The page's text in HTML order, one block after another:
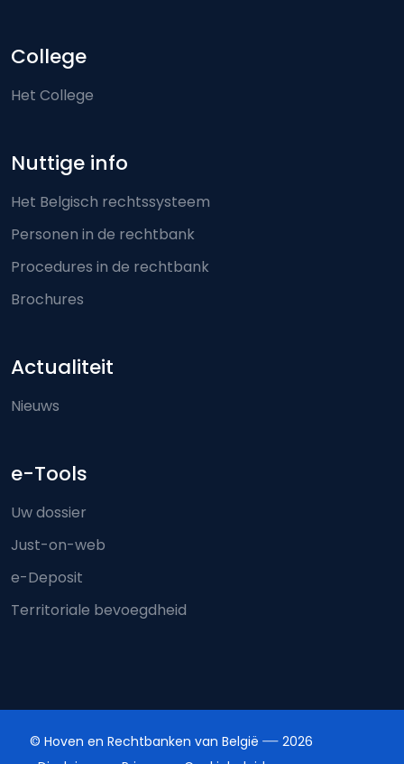
College
Het College
Nuttige info
Het Belgisch rechtssysteem
Personen in de rechtbank
Procedures in de rechtbank
Brochures
Actualiteit
Nieuws
e-Tools
Uw dossier
Just-on-web
e-Deposit
Territoriale bevoegdheid
© Hoven en Rechtbanken van België
2026